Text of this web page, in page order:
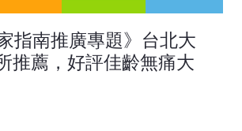
指南推廣專題》台北大
推薦，好評佳齡無痛大